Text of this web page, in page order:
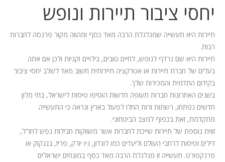
יחסי ציבור תיירות ונופש
תיירות היא תעשייה שמגלגלת הרבה מאד כסף ומהווה מקור פרנסה לחברות
רבות.
תיירות היא שם נרדף לנופש, לחיים טובים, בילויים וקניות ולכן אם אתה
בעלים של חברת תיירות או אטרקציה תיירותית חשוב מאד לשלב יחסי ציבור
בקידום התדמית והמכירות שלך.
בשנים האחרונות חברות תעופה חדשות הוסיפו טיסות לישראל, בתי מלון
חדשים נפתחו, רשתות זרות החלו לפעול בארץ ונראה כי התעשייה
מתקדמת, זאת בכפוף למצב הביטחוני.
זווית נוספת של תיירות שייכת לחברות אשר משווקות חבילות נפש לחו"ל,
דילים וטיסות לרחבי העולם וליעדים כמו לונדון, ניו יורק, פריז, בנגקוק או
פרנקפורט. תעשייה זו מגלגלת הרבה מאד כסף במונחים ישראלים